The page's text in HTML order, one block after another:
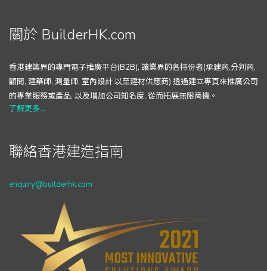
關於 BuilderHK.com
香港建築界的專門電子推廣平台(B2B), 讓業界的各持份者(承建商,分判商,
顧問, 建築師, 測量師, 室內設計 以至建材供應商) 透過建立專頁來推廣公司
的專業服務或產品, 以及增加公司知名度, 從而拓展無限商機。
了解更多...
聯絡香港建造指南
enquiry@builderhk.com